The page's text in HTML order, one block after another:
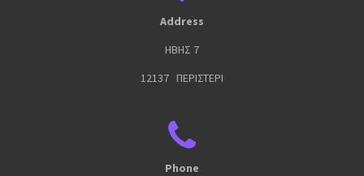
Address
ΗΒΗΣ 7
12137 ΠΕΡΙΣΤΕΡΙ
Phone